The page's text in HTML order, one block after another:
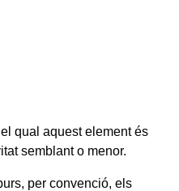
qual aquest element és
semblant o menor.
per convenció, els